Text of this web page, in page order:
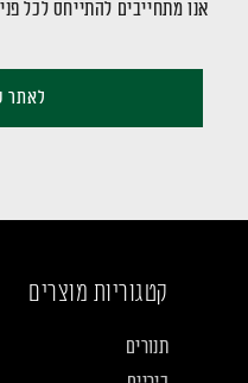
אנו מתחייבים להתייחס לכל
לאתר
קטגוריות מוצרים
תנורים